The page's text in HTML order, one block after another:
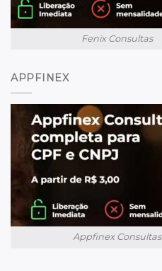
Fenix Consultas
APPFINEX
Appfinex Consultas